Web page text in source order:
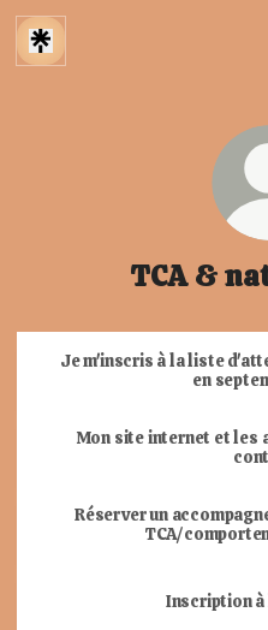
TCA &
Je m'inscris à la liste
en
Mon site internet et les
Réserver un
TCA/
Inscription